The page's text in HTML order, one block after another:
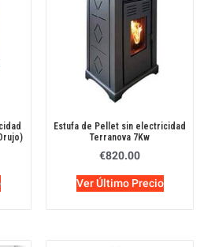
Estufa de Pellet sin electricidad
Terranova 7Kw
€820.00
Ver Último Precio